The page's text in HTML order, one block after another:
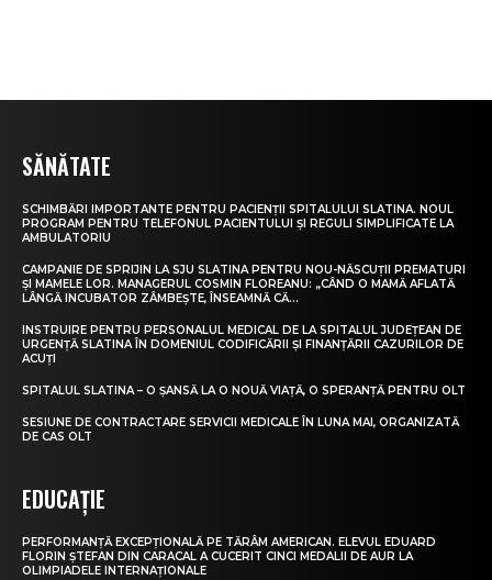
SĂNĂTATE
SCHIMBĂRI IMPORTANTE PENTRU PACIENȚII SPITALULUI SLATINA. NOUL
PROGRAM PENTRU TELEFONUL PACIENTULUI ȘI REGULI SIMPLIFICATE LA
AMBULATORIU
CAMPANIE DE SPRIJIN LA SJU SLATINA PENTRU NOU-NĂSCUȚII PREMATURI
ȘI MAMELE LOR. MANAGERUL COSMIN FLOREANU: „CÂND O MAMĂ AFLATĂ
LÂNGĂ INCUBATOR ZÂMBEȘTE, ÎNSEAMNĂ CĂ...
INSTRUIRE PENTRU PERSONALUL MEDICAL DE LA SPITALUL JUDEȚEAN DE
URGENȚĂ SLATINA ÎN DOMENIUL CODIFICĂRII ȘI FINANȚĂRII CAZURILOR DE
ACUȚI
SPITALUL SLATINA – O ȘANSĂ LA O NOUĂ VIAȚĂ, O SPERANȚĂ PENTRU OLT
SESIUNE DE CONTRACTARE SERVICII MEDICALE ÎN LUNA MAI, ORGANIZATĂ
DE CAS OLT
EDUCAȚIE
PERFORMANȚĂ EXCEPȚIONALĂ PE TĂRÂM AMERICAN. ELEVUL EDUARD
FLORIN ȘTEFAN DIN CARACAL A CUCERIT CINCI MEDALII DE AUR LA
OLIMPIADELE INTERNAȚIONALE